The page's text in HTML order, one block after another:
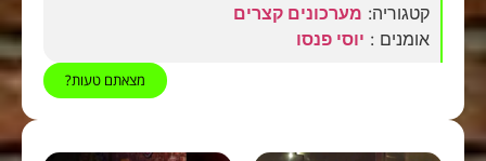
קטגוריה: מערכונים קצרים
אומנים : יוסי פנסו
מצאתם טעות?